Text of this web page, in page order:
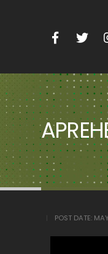
POST DATE: